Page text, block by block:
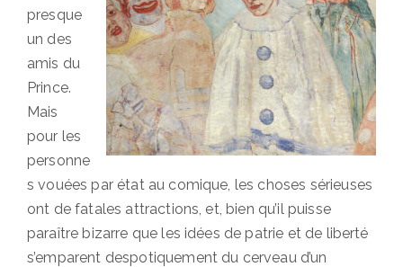
presque
un des
amis du
Prince.
Mais
pour les
personne
s vouées par état au comique, les choses sérieuses
ont de fatales attractions, et, bien qu’il puisse
paraître bizarre que les idées de patrie et de liberté
s’emparent despotiquement du cerveau d’un